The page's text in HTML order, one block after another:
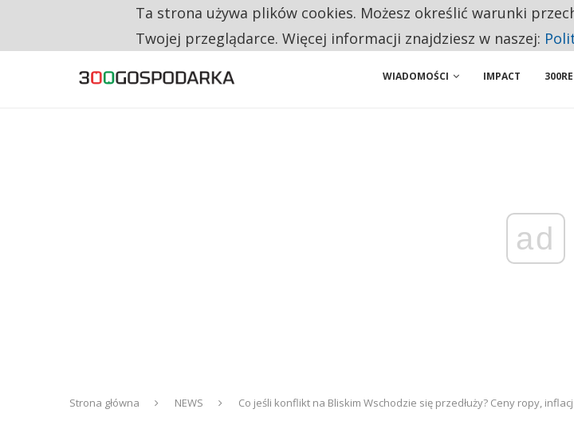
CO TRZECIĄ ZŁOTÓWKĘ Z EMERYTURY SENIORZY PRZEZNACZAJĄ NA PODSTAWOWE
WIADOMOŚCI IMPACT
ad
Strona główna NEWS Co jeśli konflikt na Bliskim Wschodzie się przedłuży? Ceny ropy,
Ta strona używa plików cookies. Możesz określić warunki
Twojej przeglądarce. Więcej informacji znajdziesz w naszej: